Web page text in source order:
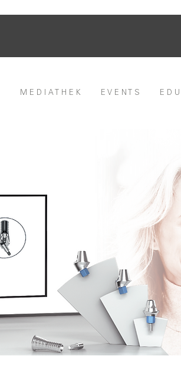
M E D I A T H E K E V E N T S E D